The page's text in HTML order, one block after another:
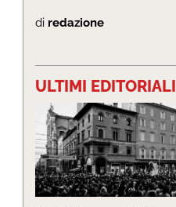
di redazione
ULTIMI EDITORIALI